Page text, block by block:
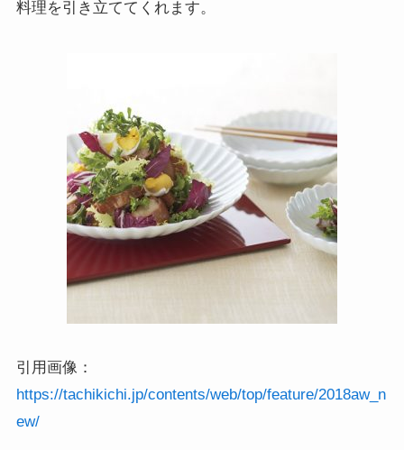
料理を引き立ててくれます。
引用画像：
https://tachikichi.jp/contents/web/top/feature/2018aw_n
ew/